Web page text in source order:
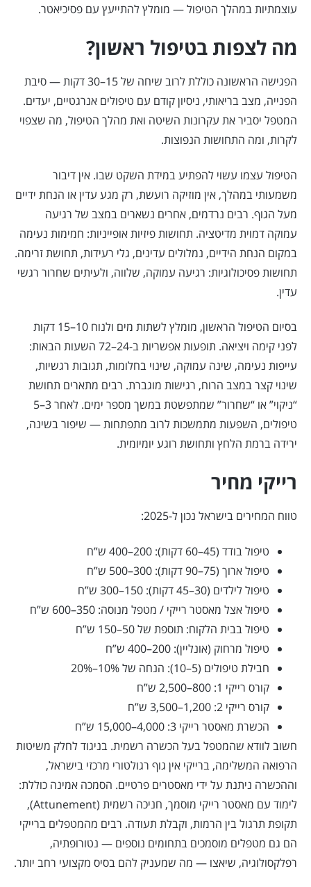
עוצמתיות במהלך הטיפול — מומלץ להתייעץ עם פסיכיאטר.
מה לצפות בטיפול ראשון?
הפגישה הראשונה כוללת לרוב שיחה של 15–30 דקות — סיבת
הפנייה, מצב בריאותי, ניסיון קודם עם טיפולים אנרגטיים, יעדים.
המטפל יסביר את עקרונות השיטה ואת מהלך הטיפול, מה שצפוי
לקרות, ומה התחושות הנפוצות.
הטיפול עצמו עשוי להפתיע במידת השקט שבו. אין דיבור
משמעותי במהלך, אין מוזיקה רועשת, רק מגע עדין או הנחת ידיים
מעל הגוף. רבים נרדמים, אחרים נשארים במצב של רגיעה
עמוקה דמוית מדיטציה. תחושות פיזיות אופייניות: חמימות נעימה
במקום הנחת הידיים, נמלולים עדינים, גלי רעידות, תחושת זרימה.
תחושות פסיכולוגיות: רגיעה עמוקה, שלווה, ולעיתים שחרור רגשי
עדין.
בסיום הטיפול הראשון, מומלץ לשתות מים ולנוח 10–15 דקות
לפני קימה ויציאה. תופעות אפשריות ב-24–72 השעות הבאות:
עייפות נעימה, שינה עמוקה, שינוי בחלומות, תגובות רגשיות,
שינוי קצר במצב הרוח, רגישות מוגברת. רבים מתארים תחושת
“ניקוי” או “שחרור” שמתפשטת במשך מספר ימים. לאחר 3–5
טיפולים, השפעות מתמשכות לרוב מתפתחות — שיפור בשינה,
ירידה ברמת הלחץ ותחושת רוגע יומיומית.
רייקי מחיר
טווח המחירים בישראל נכון ל-2025:
טיפול בודד (45–60 דקות): 200–400 ש”ח
טיפול ארוך (75–90 דקות): 300–500 ש”ח
טיפול לילדים (30–45 דקות): 150–300 ש”ח
טיפול אצל מאסטר רייקי / מטפל מנוסה: 350–600 ש”ח
טיפול בבית הלקוח: תוספת של 50–150 ש”ח
טיפול מרחוק (אונליין): 200–400 ש”ח
חבילת טיפולים (5–10): הנחה של 10%–20%
קורס רייקי 1: 800–2,500 ש”ח
קורס רייקי 2: 1,200–3,500 ש”ח
הכשרת מאסטר רייקי 3: 4,000–15,000 ש”ח
חשוב לוודא שהמטפל בעל הכשרה רשמית. בניגוד לחלק משיטות
הרפואה המשלימה, ברייקי אין גוף רגולטורי מרכזי בישראל,
וההכשרה ניתנת על ידי מאסטרים פרטיים. הסמכה אמינה כוללת:
לימוד עם מאסטר רייקי מוסמך, חניכה רשמית (Attunement),
תקופת תרגול בין הרמות, וקבלת תעודה. רבים מהמטפלים ברייקי
הם גם מטפלים מוסמכים בתחומים נוספים — נטורופתיה,
רפלקסולוגיה, שיאצו — מה שמעניק להם בסיס מקצועי רחב יותר.